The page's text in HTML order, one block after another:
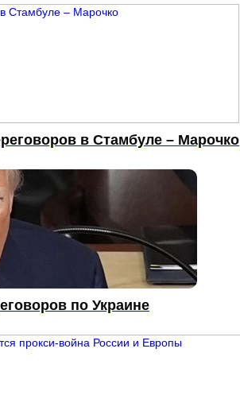
в Стамбуле – Марочко
по Украине